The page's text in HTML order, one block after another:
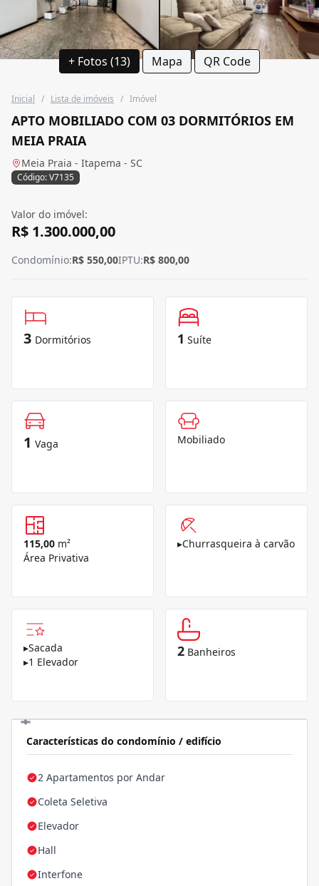
+ Fotos (13) Mapa QR Code
Inicial / Lista de imóveis / Imóvel
APTO MOBILIADO COM 03 DORMITÓRIOS EM
MEIA PRAIA
Meia Praia - Itapema - SC
Código: V7135
Valor do imóvel:
R$ 1.300.000,00
Condomínio:R$ 550,00IPTU:R$ 800,00
3 Dormitórios 1 Suíte
1 Vaga Mobiliado
115,00 m²
Área Privativa
▸Churrasqueira à carvão
▸Sacada
▸1 Elevador
2 Banheiros
Características do condomínio / edifício
2 Apartamentos por Andar
Coleta Seletiva
Elevador
Hall
Interfone